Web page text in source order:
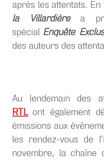
après les attentats. En
la Villardièrea
spécial Enquête
des auteurs des
Au lendemain des
RTLont également
émissions aux
les rendez-vous de
novembre, la chaîne